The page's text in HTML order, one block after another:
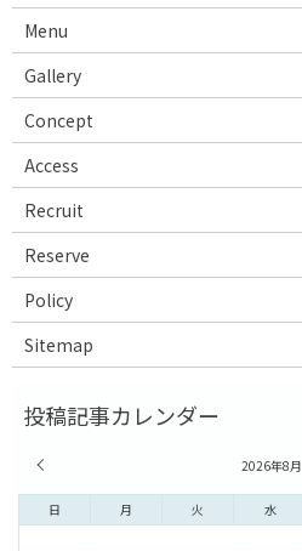
Menu
Gallery
Concept
Access
Recruit
Reserve
Policy
Sitemap
2026年8月
日 月 火 水